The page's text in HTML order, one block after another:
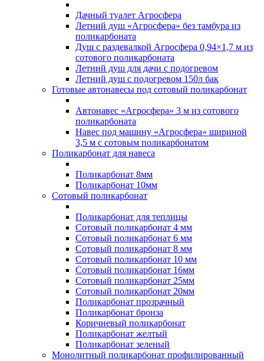
Дачный туалет Агросфера
Летний душ «Агросфера» без тамбура из
поликарбоната
Душ с раздевалкой Агросфера 0,94×1,7 м из
сотового поликарбоната
Летний душ для дачи с подогревом
Летний душ с подогревом 150л бак
Готовые автонавесы под сотовый поликарбонат
Автонавес «Агросфера» 3 м из сотового
поликарбоната
Навес под машину «Агросфера» шириной
3,5 м с сотовым поликарбонатом
Поликарбонат для навеса
Поликарбонат 8мм
Поликарбонат 10мм
Сотовый поликарбонат
Поликарбонат для теплицы
Сотовый поликарбонат 4 мм
Сотовый поликарбонат 6 мм
Сотовый поликарбонат 8 мм
Сотовый поликарбонат 10 мм
Сотовый поликарбонат 16мм
Сотовый поликарбонат 25мм
Сотовый поликарбонат 20мм
Поликарбонат прозрачный
Поликарбонат бронза
Коричневый поликарбонат
Поликарбонат желтый
Поликарбонат зеленый
Монолитный поликарбонат профилированный